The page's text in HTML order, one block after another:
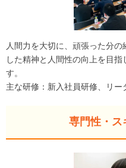
人間力を大切に、頑張った分
した精神と人間性の向上を目
す。
主な研修：新入社員研修、リー
専門性・ス